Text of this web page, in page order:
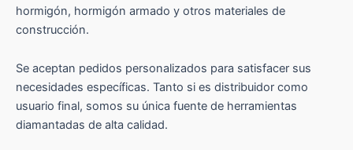
hormigón, hormigón armado y otros materiales de
construcción.
Se aceptan pedidos personalizados para satisfacer sus
necesidades específicas. Tanto si es distribuidor como
usuario final, somos su única fuente de herramientas
diamantadas de alta calidad.